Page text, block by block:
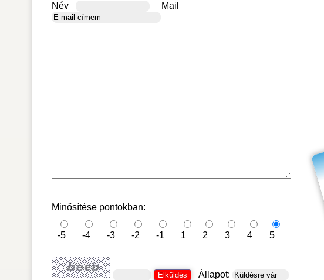
Név Mail
Minősítése pontokban:
-5 -4 -3 -2 -1 1 2 3 4 5
Állapot: